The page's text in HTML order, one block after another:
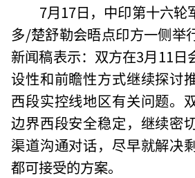
7月17日，中印第十六轮
多/楚舒勒会晤点印方一侧举
新闻稿表示：双方在3月11日
设性和前瞻性方式继续探讨
西段实控线地区有关问题。
边界西段安全稳定，继续密
渠道沟通对话，尽早就解决
都可接受的方案。